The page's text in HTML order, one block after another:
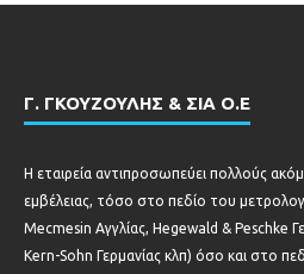
Γ. ΓΚΟΥΖΟΥΛΗΣ & ΣΙΑ Ο.Ε
Η εταιρεία αντιπροσωπεύει πολλούς
εμβέλειας, τόσο στο πεδίο του
Mecmesin Αγγλίας, Hegewald & Peschke
Kern-Sohn Γερμανίας κλπ) όσο και στο